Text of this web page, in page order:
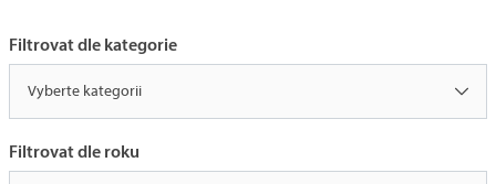
Filtrovat dle kategorie
Vyberte kategorii
Filtrovat dle roku